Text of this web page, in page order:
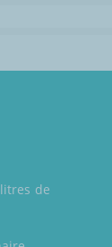
de